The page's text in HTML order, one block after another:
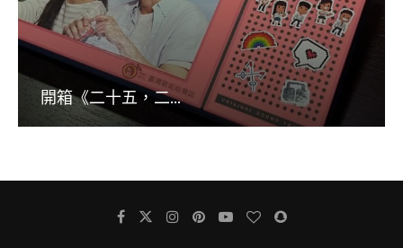
開箱《二十五，二...